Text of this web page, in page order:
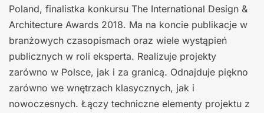
Poland, finalistka konkursu The International Design &
Architecture Awards 2018. Ma na koncie publikacje w
branżowych czasopismach oraz wiele wystąpień
publicznych w roli eksperta. Realizuje projekty
zarówno w Polsce, jak i za granicą. Odnajduje piękno
zarówno we wnętrzach klasycznych, jak i
nowoczesnych. Łączy techniczne elementy projektu z